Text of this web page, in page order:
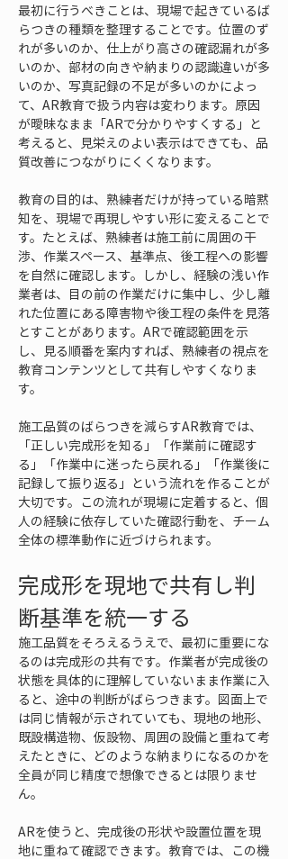
最初に行うべきことは、現場で起きているば
らつきの種類を整理することです。位置のず
れが多いのか、仕上がり高さの確認漏れが多
いのか、部材の向きや納まりの認識違いが多
いのか、写真記録の不足が多いのかによっ
て、AR教育で扱う内容は変わります。原因
が曖昧なまま「ARで分かりやすくする」と
考えると、見栄えのよい表示はできても、品
質改善につながりにくくなります。
教育の目的は、熟練者だけが持っている暗黙
知を、現場で再現しやすい形に変えることで
す。たとえば、熟練者は施工前に周囲の干
渉、作業スペース、基準点、後工程への影響
を自然に確認します。しかし、経験の浅い作
業者は、目の前の作業だけに集中し、少し離
れた位置にある障害物や後工程の条件を見落
とすことがあります。ARで確認範囲を示
し、見る順番を案内すれば、熟練者の視点を
教育コンテンツとして共有しやすくなりま
す。
施工品質のばらつきを減らすAR教育では、
「正しい完成形を知る」「作業前に確認す
る」「作業中に迷ったら戻れる」「作業後に
記録して振り返る」という流れを作ることが
大切です。この流れが現場に定着すると、個
人の経験に依存していた確認行動を、チーム
全体の標準動作に近づけられます。
完成形を現地で共有し判
断基準を統一する
施工品質をそろえるうえで、最初に重要にな
るのは完成形の共有です。作業者が完成後の
状態を具体的に理解していないまま作業に入
ると、途中の判断がばらつきます。図面上で
は同じ情報が示されていても、現地の地形、
既設構造物、仮設物、周囲の設備と重ねて考
えたときに、どのような納まりになるのかを
全員が同じ精度で想像できるとは限りませ
ん。
ARを使うと、完成後の形状や設置位置を現
地に重ねて確認できます。教育では、この機